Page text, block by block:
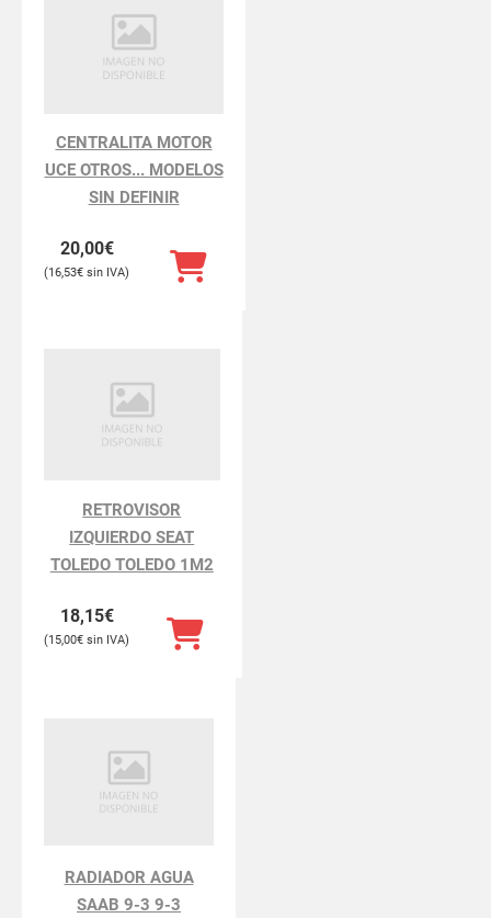
CENTRALITA MOTOR
UCE OTROS... MODELOS
SIN DEFINIR
20,00€
16,53€
RETROVISOR
IZQUIERDO SEAT
TOLEDO TOLEDO 1M2
18,15€
15,00€
RADIADOR AGUA
SAAB 9-3 9-3